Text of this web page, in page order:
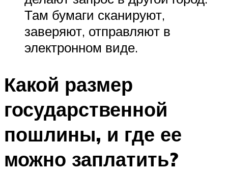
Там бумаги сканируют,
заверяют, отправляют в
электронном виде.
Какой размер
государственной
пошлины, и где ее
можно заплатить?